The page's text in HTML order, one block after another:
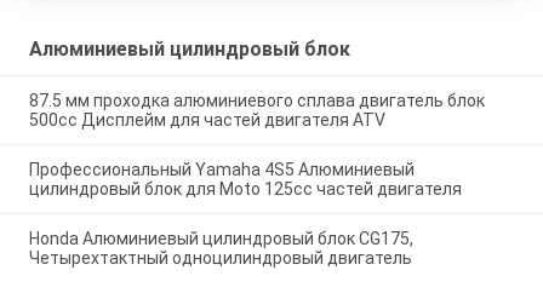
Алюминиевый цилиндровый блок
87.5 мм проходка алюминиевого сплава двигатель блок
500cc Дисплейм для частей двигателя ATV
Профессиональный Yamaha 4S5 Алюминиевый
цилиндровый блок для Moto 125cc частей двигателя
Honda Алюминиевый цилиндровый блок CG175,
Четырехтактный одноцилиндровый двигатель